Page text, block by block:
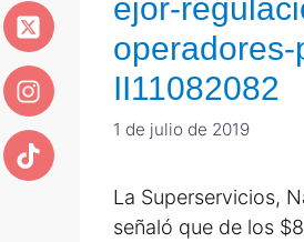
ejor-
II11082082
1 de julio de 2019
La Superservicios,
señaló que de los